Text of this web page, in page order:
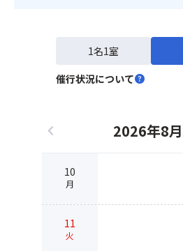
1名1室
催行状況についてhelp
chevron_left 2026年8月
10
月
11
火